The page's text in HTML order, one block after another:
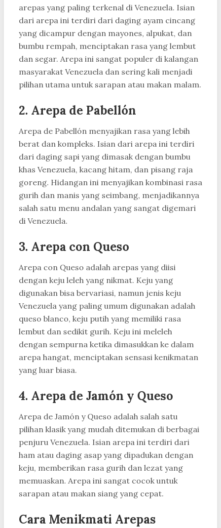
arepas yang paling terkenal di Venezuela. Isian
dari arepa ini terdiri dari daging ayam cincang
yang dicampur dengan mayones, alpukat, dan
bumbu rempah, menciptakan rasa yang lembut
dan segar. Arepa ini sangat populer di kalangan
masyarakat Venezuela dan sering kali menjadi
pilihan utama untuk sarapan atau makan malam.
2. Arepa de Pabellón
Arepa de Pabellón menyajikan rasa yang lebih
berat dan kompleks. Isian dari arepa ini terdiri
dari daging sapi yang dimasak dengan bumbu
khas Venezuela, kacang hitam, dan pisang raja
goreng. Hidangan ini menyajikan kombinasi rasa
gurih dan manis yang seimbang, menjadikannya
salah satu menu andalan yang sangat digemari
di Venezuela.
3. Arepa con Queso
Arepa con Queso adalah arepas yang diisi
dengan keju leleh yang nikmat. Keju yang
digunakan bisa bervariasi, namun jenis keju
Venezuela yang paling umum digunakan adalah
queso blanco, keju putih yang memiliki rasa
lembut dan sedikit gurih. Keju ini meleleh
dengan sempurna ketika dimasukkan ke dalam
arepa hangat, menciptakan sensasi kenikmatan
yang luar biasa.
4. Arepa de Jamón y Queso
Arepa de Jamón y Queso adalah salah satu
pilihan klasik yang mudah ditemukan di berbagai
penjuru Venezuela. Isian arepa ini terdiri dari
ham atau daging asap yang dipadukan dengan
keju, memberikan rasa gurih dan lezat yang
memuaskan. Arepa ini sangat cocok untuk
sarapan atau makan siang yang cepat.
Cara Menikmati Arepas